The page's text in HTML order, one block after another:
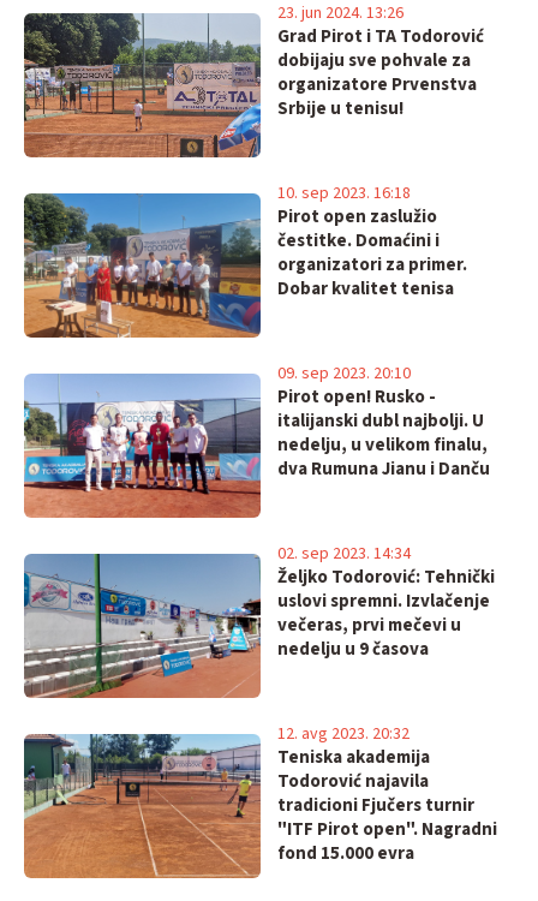
Grad Pirot i TA Todorović
dobijaju sve pohvale za
organizatore Prvenstva
Srbije u tenisu!
23. jun 2024. 13:26
Pirot open zaslužio
čestitke. Domaćini i
organizatori za primer.
Dobar kvalitet tenisa
10. sep 2023. 16:18
Pirot open! Rusko -
italijanski dubl najbolji. U
nedelju, u velikom finalu,
dva Rumuna Jianu i Danču
09. sep 2023. 20:10
Željko Todorović: Tehnički
uslovi spremni. Izvlačenje
večeras, prvi mečevi u
nedelju u 9 časova
02. sep 2023. 14:34
Teniska akademija
Todorović najavila
tradicioni Fjučers turnir
"ITF Pirot open". Nagradni
fond 15.000 evra
12. avg 2023. 20:32